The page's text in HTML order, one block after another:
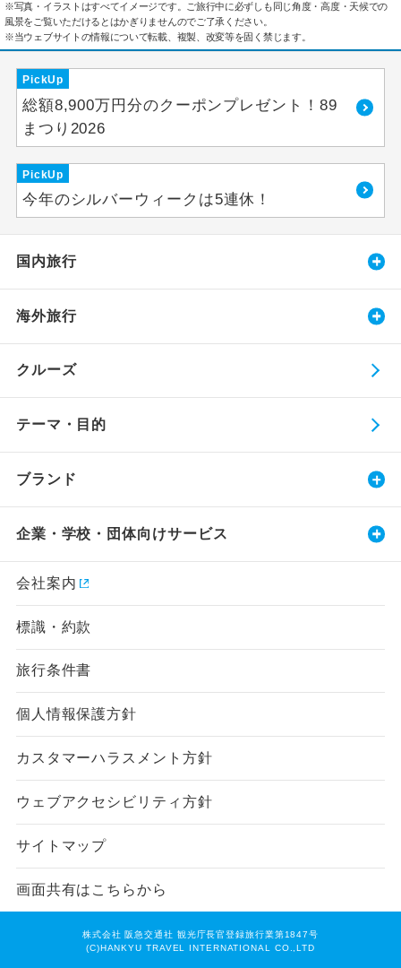
※写真・イラストはすべてイメージです。ご旅行中に必ずしも同じ角度・高度・天候での
風景をご覧いただけるとはかぎりませんのでご了承ください。
※当ウェブサイトの情報について転載、複製、改変等を固く禁じます。
PickUp
総額8,900万円分のクーポンプレゼント！89
まつり2026
PickUp
今年のシルバーウィークは5連休！
国内旅行
海外旅行
クルーズ
テーマ・目的
ブランド
企業・学校・団体向けサービス
会社案内
標識・約款
旅行条件書
個人情報保護方針
カスタマーハラスメント方針
ウェブアクセシビリティ方針
サイトマップ
画面共有はこちらから
株式会社 阪急交通社 観光庁長官登録旅行業第1847号
(C)HANKYU TRAVEL INTERNATIONAL CO.,LTD